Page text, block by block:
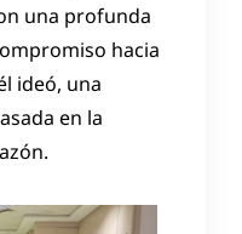
una profunda
hacia
ideó, una
en la